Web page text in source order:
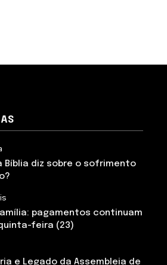
Bíblia diz sobre o sofrimento
pagamentos continuam
feira (23)
e Legado da Assembleia de